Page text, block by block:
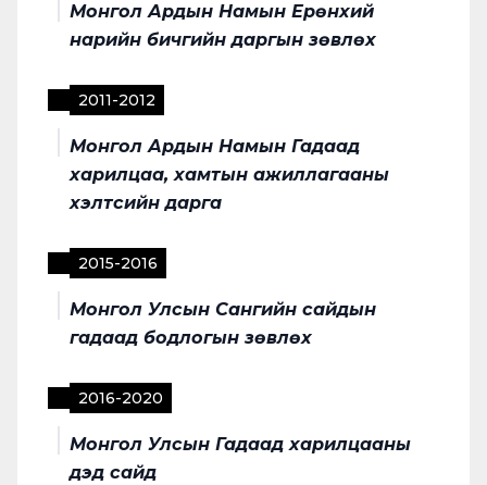
Монгол Ардын Намын Ерөнхий
нарийн бичгийн даргын зөвлөх
2011-2012
Монгол Ардын Намын Гадаад
харилцаа, хамтын ажиллагааны
хэлтсийн дарга
2015-2016
Монгол Улсын Сангийн сайдын
гадаад бодлогын зөвлөх
2016-2020
Монгол Улсын Гадаад харилцааны
дэд сайд